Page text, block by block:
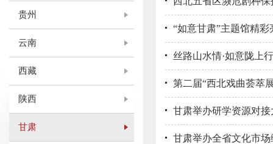
贵州
云南
西藏
陕西
甘肃
“如意甘肃”主题馆精
丝路山水情·如意陇上
第二届“西北戏曲荟萃
甘肃举办研学资源对接
甘肃举办全省文化市